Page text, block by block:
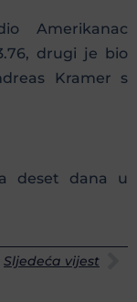
Amerikanac
drugi je bio
Kramer s
deset dana u
Sljedeća vijest